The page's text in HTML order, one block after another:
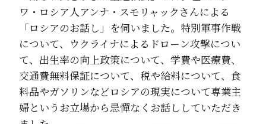
ワ・ロシア人アンナ・スモリャックさんによる
「ロシアのお話し」を伺いました。特別軍事作戦
について、ウクライナによるドローン攻撃につい
て、出生率の向上政策について、学費や医療費、
交通費無料保証について、税や給料について、食
料品やガソリンなどロシアの現実について専業主
婦というお立場から忌憚なくお話ししていただき